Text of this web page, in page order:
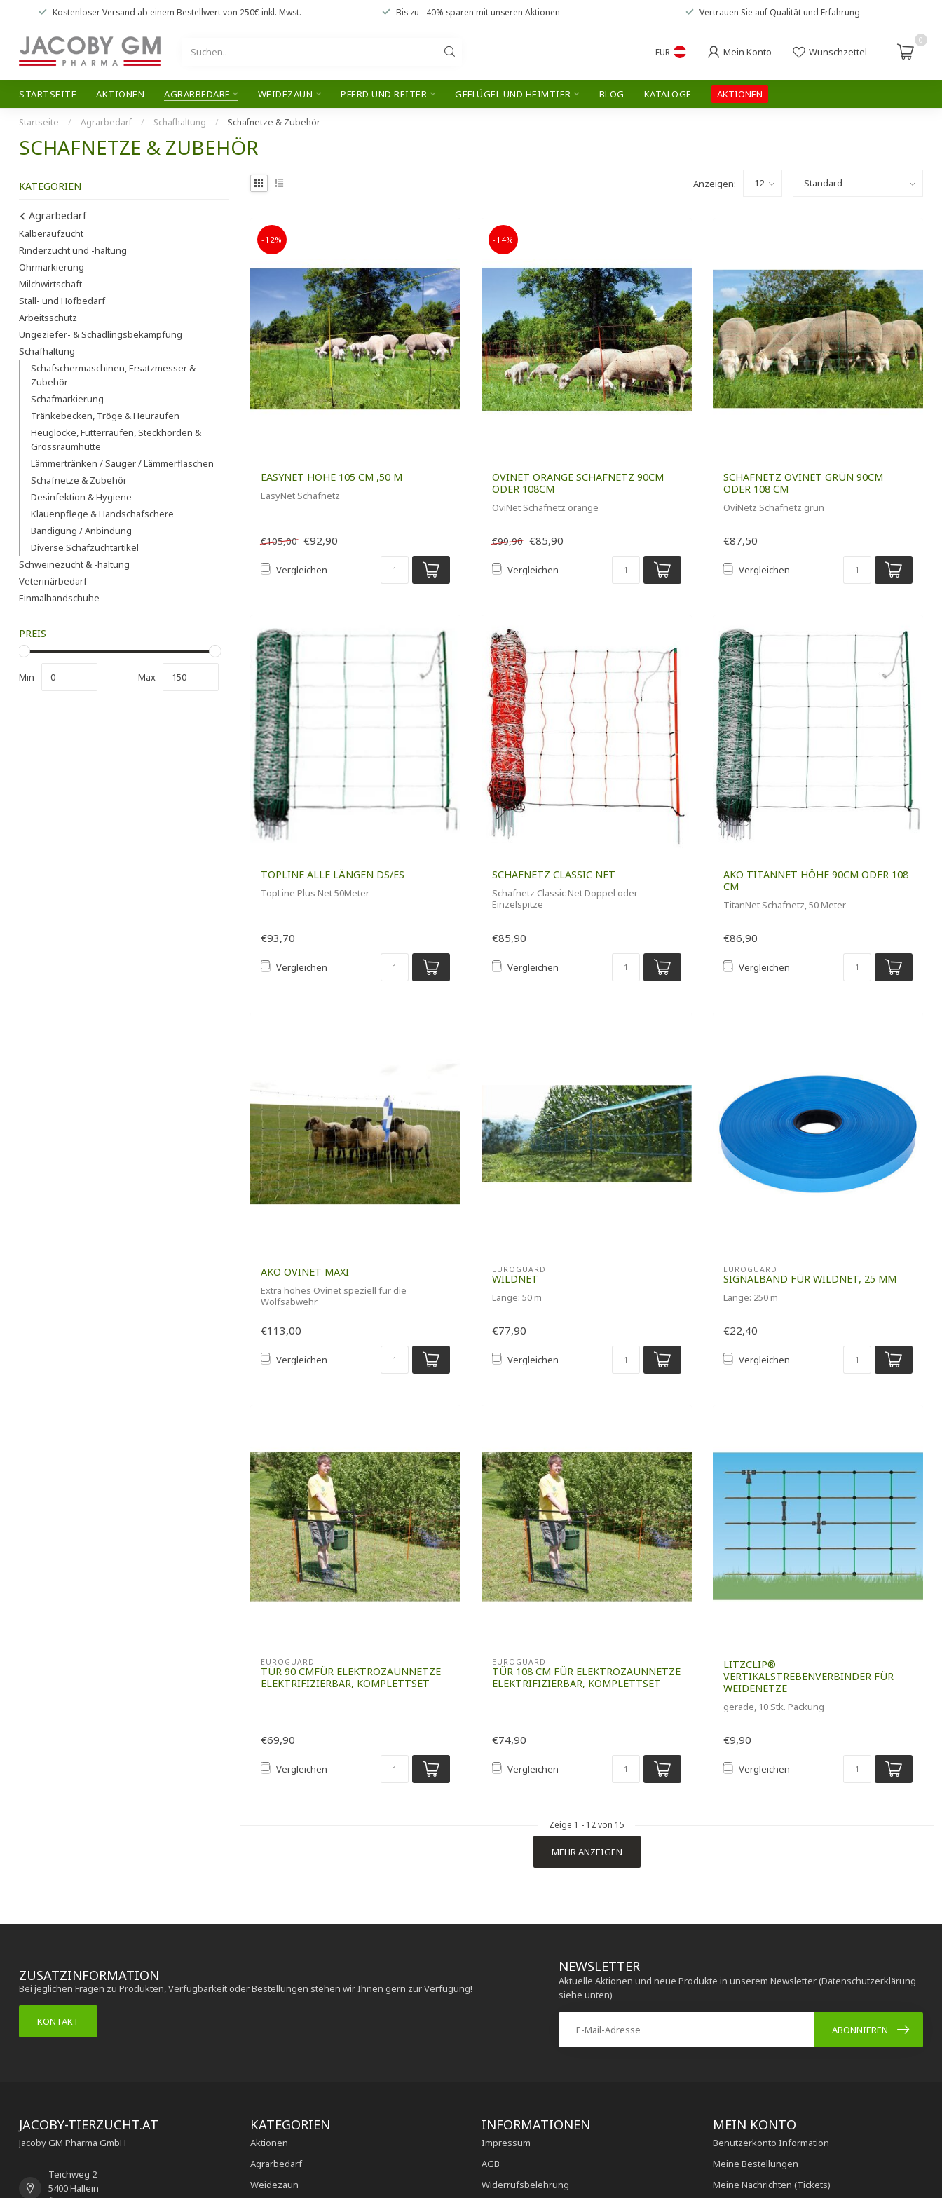
Kostenloser Versand ab einem Bestellwert von 250€ inkl. Mwst. Bis zu - 40% sparen mit unseren Aktionen Vertrauen Sie auf Qualität und Erfahrung
EUR Mein Konto Wunschzettel
0
STARTSEITE AKTIONEN AGRARBEDARF WEIDEZAUN PFERD UND REITER GEFLÜGEL UND HEIMTIER BLOG KATALOGE AKTIONEN
Startseite / Agrarbedarf / Schafhaltung / Schafnetze & Zubehör
SCHAFNETZE & ZUBEHÖR
KATEGORIEN
Agrarbedarf
Kälberaufzucht
Rinderzucht und -haltung
Ohrmarkierung
Milchwirtschaft
Stall- und Hofbedarf
Arbeitsschutz
Ungeziefer- & Schädlingsbekämpfung
Schafhaltung
Schafschermaschinen, Ersatzmesser &
Zubehör
Schafmarkierung
Tränkebecken, Tröge & Heuraufen
Heuglocke, Futterraufen, Steckhorden &
Grossraumhütte
Lämmertränken / Sauger / Lämmerflaschen
Schafnetze & Zubehör
Desinfektion & Hygiene
Klauenpflege & Handschafschere
Bändigung / Anbindung
Diverse Schafzuchtartikel
Schweinezucht & -haltung
Veterinärbedarf
Einmalhandschuhe
PREIS
Min Max
Anzeigen:
-12%
EASYNET HÖHE 105 CM ,50 M
EasyNet Schafnetz
€105,00 €92,90
Vergleichen
-14%
OVINET ORANGE SCHAFNETZ 90CM
ODER 108CM
OviNet Schafnetz orange
€99,90 €85,90
Vergleichen
SCHAFNETZ OVINET GRÜN 90CM
ODER 108 CM
OviNetz Schafnetz grün
€87,50
Vergleichen
TOPLINE ALLE LÄNGEN DS/ES
TopLine Plus Net 50Meter
€93,70
Vergleichen
SCHAFNETZ CLASSIC NET
Schafnetz Classic Net Doppel oder
Einzelspitze
€85,90
Vergleichen
AKO TITANNET HÖHE 90CM ODER 108
CM
TitanNet Schafnetz, 50 Meter
€86,90
Vergleichen
AKO OVINET MAXI
Extra hohes Ovinet speziell für die
Wolfsabwehr
€113,00
Vergleichen
EUROGUARD
WILDNET
Länge: 50 m
€77,90
Vergleichen
EUROGUARD
SIGNALBAND FÜR WILDNET, 25 MM
Länge: 250 m
€22,40
Vergleichen
EUROGUARD
TÜR 90 CMFÜR ELEKTROZAUNNETZE
ELEKTRIFIZIERBAR, KOMPLETTSET
€69,90
Vergleichen
EUROGUARD
TÜR 108 CM FÜR ELEKTROZAUNNETZE
ELEKTRIFIZIERBAR, KOMPLETTSET
€74,90
Vergleichen
LITZCLIP®
VERTIKALSTREBENVERBINDER FÜR
WEIDENETZE
gerade, 10 Stk. Packung
€9,90
Vergleichen
Zeige 1 - 12von 15
MEHR ANZEIGEN
ZUSATZINFORMATION
Bei jeglichen Fragen zu Produkten, Verfügbarkeit oder Bestellungen stehen wir Ihnen gern zur Verfügung!
KONTAKT
NEWSLETTER
Aktuelle Aktionen und neue Produkte in unserem Newsletter (Datenschutzerklärung
siehe unten)
ABONNIEREN
JACOBY-TIERZUCHT.AT
Jacoby GM Pharma GmbH
Teichweg 2
5400 Hallein
KATEGORIEN
Aktionen
Agrarbedarf
Weidezaun
INFORMATIONEN
Impressum
AGB
Widerrufsbelehrung
MEIN KONTO
Benutzerkonto Information
Meine Bestellungen
Meine Nachrichten (Tickets)